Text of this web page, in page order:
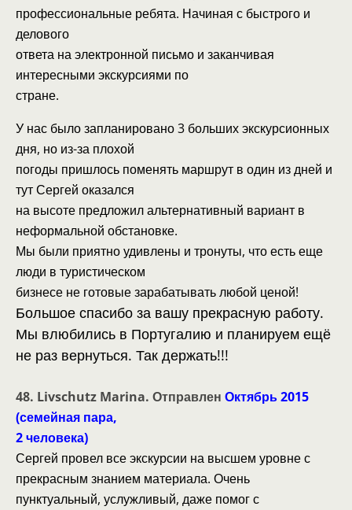
профессиональные ребята. Начиная с быстрого и
делового
ответа на электронной письмо и заканчивая
интересными экскурсиями по
стране.
У нас было запланировано 3 больших экскурсионных
дня, но из-за плохой
погоды пришлось поменять маршрут в один из дней и
тут Сергей оказался
на высоте предложил альтернативный вариант в
неформальной обстановке.
Мы были приятно удивлены и тронуты, что есть еще
люди в туристическом
бизнесе не готовые зарабатывать любой ценой!
Большое спасибо за вашу прекрасную работу.
Мы влюбились в Португалию и планируем ещё
не раз вернуться. Так держать!!!
48. Livschutz Marina. Отправлен Октябрь 2015
(семейная пара,
2 человека)
Сергей провел все экскурсии на высшем уровне с
прекрасным знанием материала. Очень
пунктуальный, услужливый, даже помог с